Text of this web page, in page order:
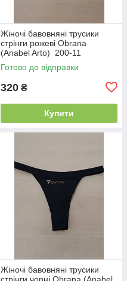
Жіночі бавовняні трусики
стрінги рожеві Obrana
(Anabel Arto) 200-11
Готово до відправки
320 ₴
Купити
Жіночі бавовняні трусики